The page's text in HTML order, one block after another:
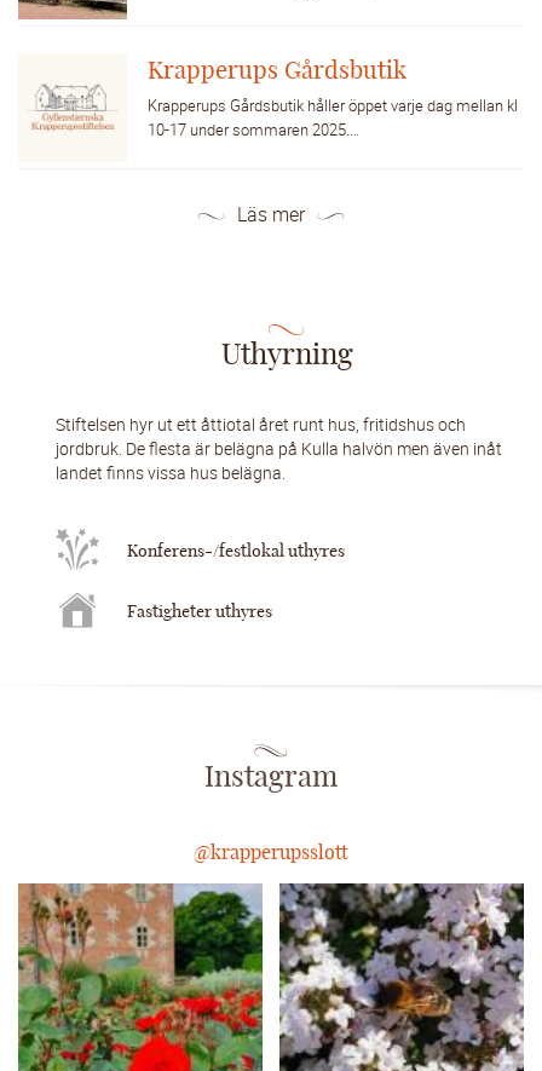
Krapperups Gårdsbutik
Krapperups Gårdsbutik håller öppet varje dag mellan kl
10-17 under sommaren 2025.…
Läs mer
Uthyrning
Stiftelsen hyr ut ett åttiotal året runt hus, fritidshus och
jordbruk. De flesta är belägna på Kulla halvön men även inåt
landet finns vissa hus belägna.
Konferens-/festlokal uthyres
Fastigheter uthyres
Instagram
@krapperupsslott